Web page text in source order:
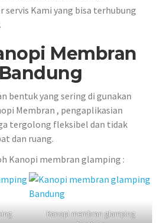
servis Kami yang bisa terhubung
Membran
bentuk yang sering di gunakan
Membran , pengaplikasian
tergolong fleksibel dan tidak
dan ruang.
Kanopi membran glamping :
Kanopi membran glamping